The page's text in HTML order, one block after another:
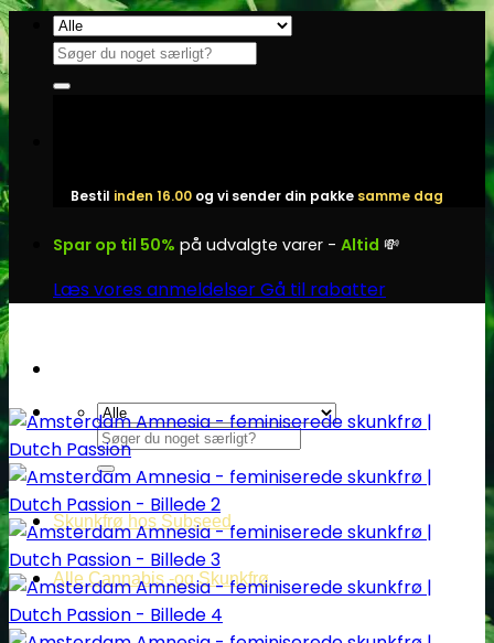
Fortsæt
indhold
Søg
efter:
Bestil inden 16.00 og vi sender din pakke samme dag
Spar op til 50% på udvalgte varer - Altid 💸
Læs vores anmeldelserGå til rabatter
Søg
efter:
Skunkfrø hos Subseed
Alle Cannabis -og Skunkfrø